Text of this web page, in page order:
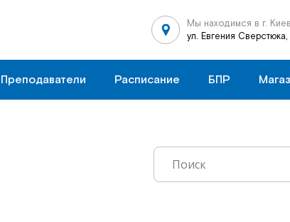
Мы находимся в г. Киев
ул. Евгения Сверстюка,
Преподаватели Расписание БПР